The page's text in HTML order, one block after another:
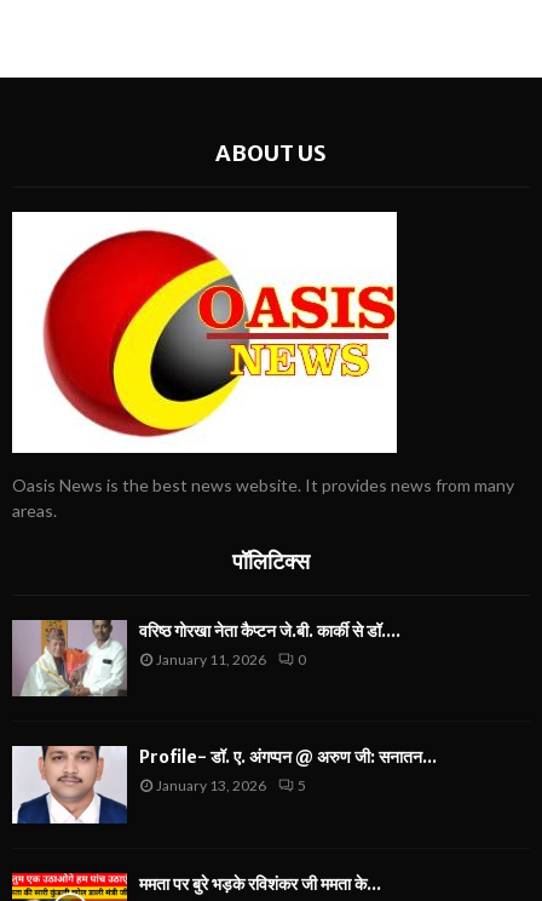
ABOUT US
Oasis News is the best news website. It provides news from many
areas.
पॉलिटिक्स
वरिष्ठ गोरखा नेता कैप्टन जे.बी. कार्की से डॉ....
January 11, 2026 0
Profile- डॉ. ए. अंगप्पन @ अरुण जी: सनातन...
January 13, 2026 5
ममता पर बुरे भड़के रविशंकर जी ममता के...